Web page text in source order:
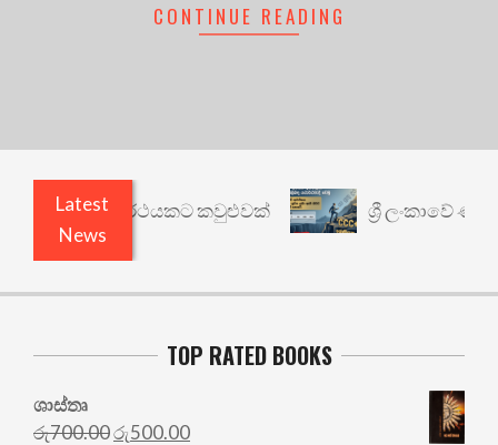
CONTINUE READING
Latest
News
වෙනත් යථාර්ථයකට කවුළුවක් ශ්‍රී ලංකාවේ ණය
TOP RATED BOOKS
ශාස්තෘ
රු700.00Original
රු500.00Current